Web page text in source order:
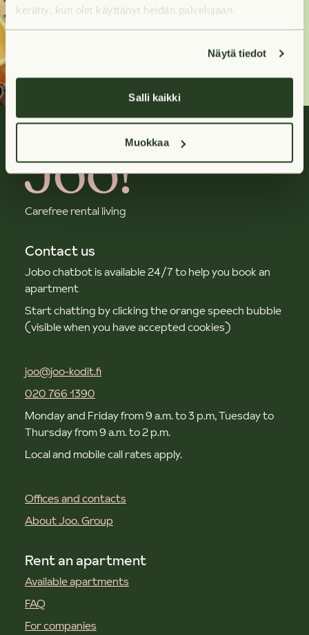
kerätty, kun olet käyttänyt heidän palvelujaan.
Näytä tiedot
Salli kaikki
Muokkaa
Contact us
Carefree rental living
Contact us
Jobo chatbot is available 24/7 to help you book an
apartment
Start chatting by clicking the orange speech bubble
(visible when you have accepted cookies)
joo@joo-kodit.fi
020 766 1390
Monday and Friday from 9 a.m. to 3 p.m, Tuesday to
Thursday from 9 a.m. to 2 p.m.
Local and mobile call rates apply.
Offices and contacts
About Joo. Group
Rent an apartment
Available apartments
FAQ
For companies